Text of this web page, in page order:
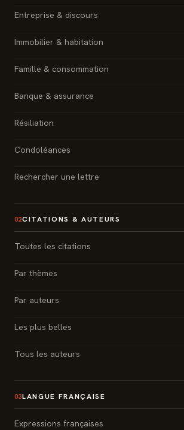
Entreprise & discours
Immobilier & habitation
Famille & consommation
Banque & assurance
Résiliation
Condoléances
Rechercher une lettre
02CITATIONS & AUTEURS
Toutes les citations
Par thèmes
Par auteurs
Les plus belles
Tous les auteurs
03LANGUE FRANÇAISE
Expressions françaises